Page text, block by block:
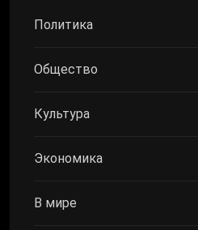
Политика
Общество
Культура
Экономика
В мире